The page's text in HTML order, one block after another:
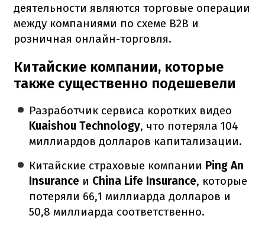
деятельности являются торговые операции
между компаниями по схеме B2B и
розничная онлайн-торговля.
Китайские компании, которые
также существенно подешевели
Разработчик сервиса коротких видео
Kuaishou Technology, что потеряла 104
миллиардов долларов капитализации.
Китайские страховые компании Ping An
Insurance и China Life Insurance, которые
потеряли 66,1 миллиарда долларов и
50,8 миллиарда соответственно.